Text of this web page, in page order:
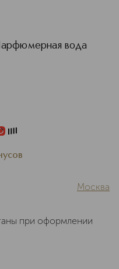
вода
Москва
при оформлении